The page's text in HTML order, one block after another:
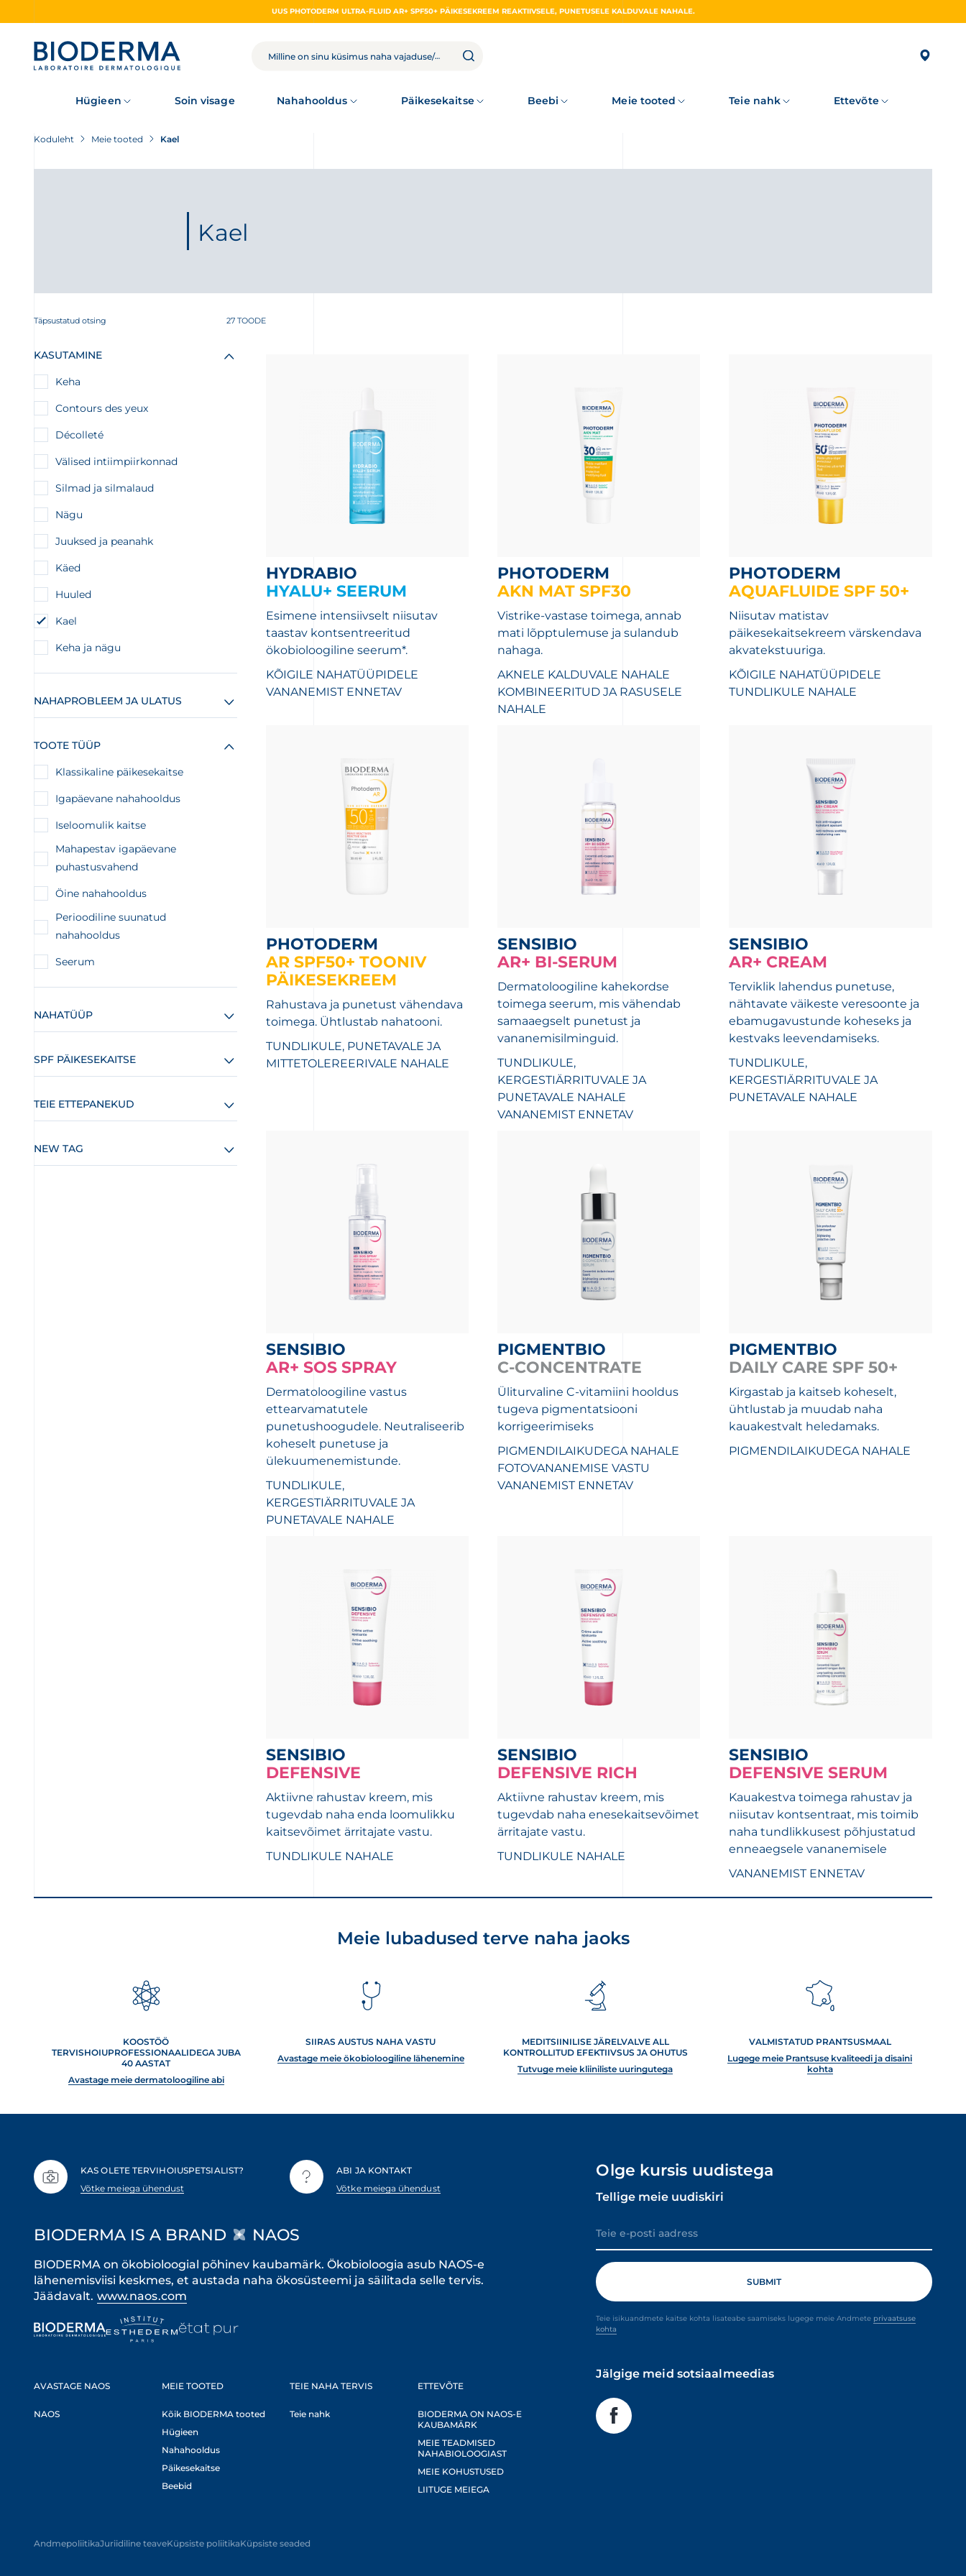
UUS PHOTODERM ULTRA-FLUID AR+ SPF50+ PÄIKESEKREEM REAKTIIVSELE, PUNETUSELE KALDUVALE NAHALE.
OTSING
Hügieen Soin visage Nahahooldus Päikesekaitse Beebi Meie tooted Teie nahk Ettevõte
Koduleht Meie tooted Kael
Kael
Täpsustatud otsing 27 TOODE
KASUTAMINE
Keha
Contours des yeux
Décolleté
Välised intiimpiirkonnad
Silmad ja silmalaud
Nägu
Juuksed ja peanahk
Käed
Huuled
Kael
Keha ja nägu
NAHAPROBLEEM JA ULATUS
TOOTE TÜÜP
Klassikaline päikesekaitse
Igapäevane nahahooldus
Iseloomulik kaitse
Mahapestav igapäevane
puhastusvahend
Öine nahahooldus
Perioodiline suunatud
nahahooldus
Seerum
NAHATÜÜP
SPF PÄIKESEKAITSE
TEIE ETTEPANEKUD
NEW TAG
HYDRABIO
HYALU+ SEERUM
Esimene intensiivselt niisutav
taastav kontsentreeritud
ökobioloogiline seerum*.
KÕIGILE NAHATÜÜPIDELE
VANANEMIST ENNETAV
PHOTODERM
AKN MAT SPF30
Vistrike-vastase toimega, annab
mati lõpptulemuse ja sulandub
nahaga.
AKNELE KALDUVALE NAHALE
KOMBINEERITUD JA RASUSELE
NAHALE
PHOTODERM
AQUAFLUIDE SPF 50+
Niisutav matistav
päikesekaitsekreem värskendava
akvatekstuuriga.
KÕIGILE NAHATÜÜPIDELE
TUNDLIKULE NAHALE
PHOTODERM
AR SPF50+ TOONIV
PÄIKESEKREEM
Rahustava ja punetust vähendava
toimega. Ühtlustab nahatooni.
TUNDLIKULE, PUNETAVALE JA
MITTETOLEREERIVALE NAHALE
SENSIBIO
AR+ BI-SERUM
Dermatoloogiline kahekordse
toimega seerum, mis vähendab
samaaegselt punetust ja
vananemisilminguid.
TUNDLIKULE,
KERGESTIÄRRITUVALE JA
PUNETAVALE NAHALE
VANANEMIST ENNETAV
SENSIBIO
AR+ CREAM
Terviklik lahendus punetuse,
nähtavate väikeste veresoonte ja
ebamugavustunde koheseks ja
kestvaks leevendamiseks.
TUNDLIKULE,
KERGESTIÄRRITUVALE JA
PUNETAVALE NAHALE
SENSIBIO
AR+ SOS SPRAY
Dermatoloogiline vastus
ettearvamatutele
punetushoogudele. Neutraliseerib
koheselt punetuse ja
ülekuumenemistunde.
TUNDLIKULE,
KERGESTIÄRRITUVALE JA
PUNETAVALE NAHALE
PIGMENTBIO
C-CONCENTRATE
Üliturvaline C-vitamiini hooldus
tugeva pigmentatsiooni
korrigeerimiseks
PIGMENDILAIKUDEGA NAHALE
FOTOVANANEMISE VASTU
VANANEMIST ENNETAV
PIGMENTBIO
DAILY CARE SPF 50+
Kirgastab ja kaitseb koheselt,
ühtlustab ja muudab naha
kauakestvalt heledamaks.
PIGMENDILAIKUDEGA NAHALE
SENSIBIO
DEFENSIVE
Aktiivne rahustav kreem, mis
tugevdab naha enda loomulikku
kaitsevõimet ärritajate vastu.
TUNDLIKULE NAHALE
SENSIBIO
DEFENSIVE RICH
Aktiivne rahustav kreem, mis
tugevdab naha enesekaitsevõimet
ärritajate vastu.
TUNDLIKULE NAHALE
SENSIBIO
DEFENSIVE SERUM
Kauakestva toimega rahustav ja
niisutav kontsentraat, mis toimib
naha tundlikkusest põhjustatud
enneaegsele vananemisele
VANANEMIST ENNETAV
Meie lubadused terve naha jaoks
KOOSTÖÖ
TERVISHOIUPROFESSIONAALIDEGA JUBA
40 AASTAT
Avastage meie dermatoloogiline abi
SIIRAS AUSTUS NAHA VASTU
Avastage meie ökobioloogiline lähenemine
MEDITSIINILISE JÄRELVALVE ALL
KONTROLLITUD EFEKTIIVSUS JA OHUTUS
Tutvuge meie kliiniliste uuringutega
VALMISTATUD PRANTSUSMAAL
Lugege meie Prantsuse kvaliteedi ja disaini
kohta
KAS OLETE TERVIHOIUSPETSIALIST?
Võtke meiega ühendust
ABI JA KONTAKT
Võtke meiega ühendust
Olge kursis uudistega
Tellige meie uudiskiri
Teie isikuandmete kaitse kohta lisateabe saamiseks lugege meie Andmete privaatsuse
kohta
Jälgige meid sotsiaalmeedias
BIODERMA IS A BRAND NAOS
BIODERMA on ökobioloogial põhinev kaubamärk. Ökobioloogia asub NAOS-e
lähenemisviisi keskmes, et austada naha ökosüsteemi ja säilitada selle tervis.
Jäädavalt. www.naos.com
AVASTAGE NAOS
NAOS
MEIE TOOTED
Kõik BIODERMA tooted
Hügieen
Nahahooldus
Päikesekaitse
Beebid
TEIE NAHA TERVIS
Teie nahk
ETTEVÕTE
BIODERMA ON NAOS-E
KAUBAMÄRK
MEIE TEADMISED
NAHABIOLOOGIAST
MEIE KOHUSTUSED
LIITUGE MEIEGA
AndmepoliitikaJuriidiline teaveKüpsiste poliitikaKüpsiste seaded